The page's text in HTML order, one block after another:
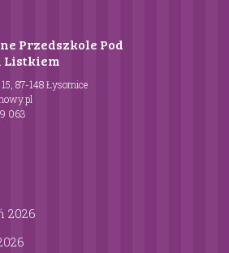
Przedszkole Pod
Listkiem
87-148 Łysomice
063
2026